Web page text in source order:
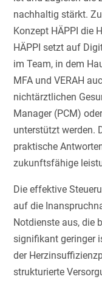
nachhaltig stärkt.
Konzept HÄPPI die
HÄPPI setzt auf
im Team, in dem
MFA und VERAH
nichtärztlichen
Manager (PCM)
unterstützt werden.
praktische
zukunftsfähige
Die effektive
auf die
Notdienste aus, die
signifikant geringer
der
strukturierte